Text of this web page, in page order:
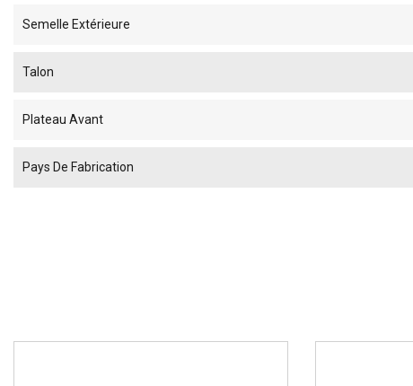
Semelle Extérieure
Talon
Plateau Avant
Pays De Fabrication